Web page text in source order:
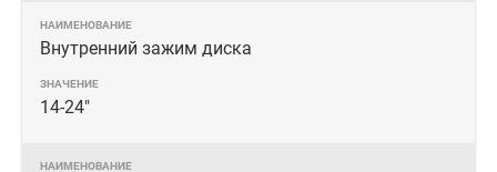
Внутренний зажим диска
14-24"